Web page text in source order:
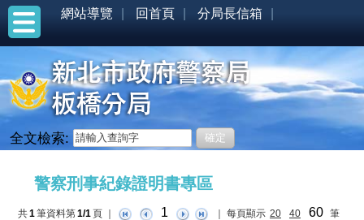
網站導覽 回首頁 分局長信箱
全文檢索:
警察刑事紀錄證明書專區
共1筆資料第1/1頁 1 每頁顯示 20 40 60 筆